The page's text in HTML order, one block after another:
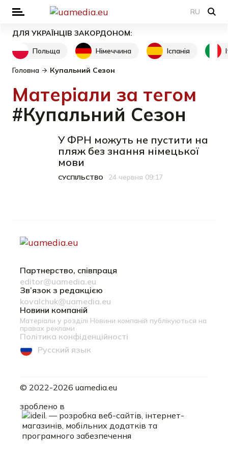
RU
ДЛЯ УКРАЇНЦІВ ЗАКОРДОНОМ:
Польща
Німеччина Іспанія
Головна Купальний Сезон
Матеріали за тегом
#Купальний Сезон
У ФРН можуть не пустити на
пляж без знання німецької
мови
Категорія
СУСПІЛЬСТВО
Дата публікації24 червня 09:17
Партнерство, співпраця
editor@uamedia.eu
Зв’язок з редакцією
kovalchuk@uamedia.eu
Новини компаній
Матеріали у розділі Новини компаній публікуються на
правах реклами
Політика конфіденційності
Русский язык
© 2022-2026 uamedia.eu
зроблено в